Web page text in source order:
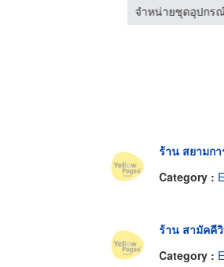
ร้าน สยามก
Category :
ร้าน สามัคคี
Category :